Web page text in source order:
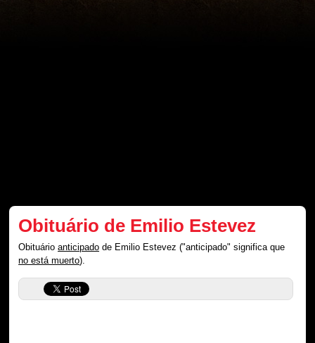
Obituário de Emilio Estevez
Obituárioanticipado de Emilio Estevez ("anticipado" significa que
no está muerto).